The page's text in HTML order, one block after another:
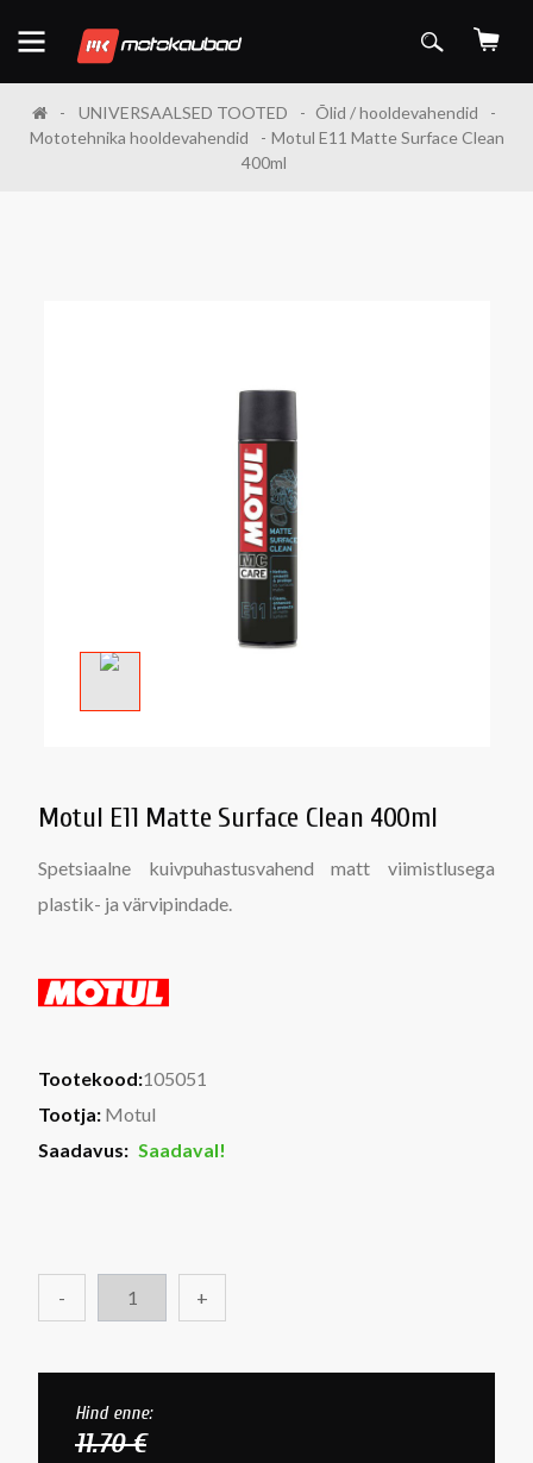
UNIVERSAALSED TOOTED
Õlid / hooldevahendid
Mototehnika hooldevahendid
Motul E11 Matte Surface Clean
400ml
Motul E11 Matte Surface Clean 400ml
Spetsiaalne kuivpuhastusvahend matt viimistlusega
plastik- ja värvipindade.
Tootekood:105051
Tootja: Motul
Saadavus: Saadaval!
- +
Hind enne:
11.70 €